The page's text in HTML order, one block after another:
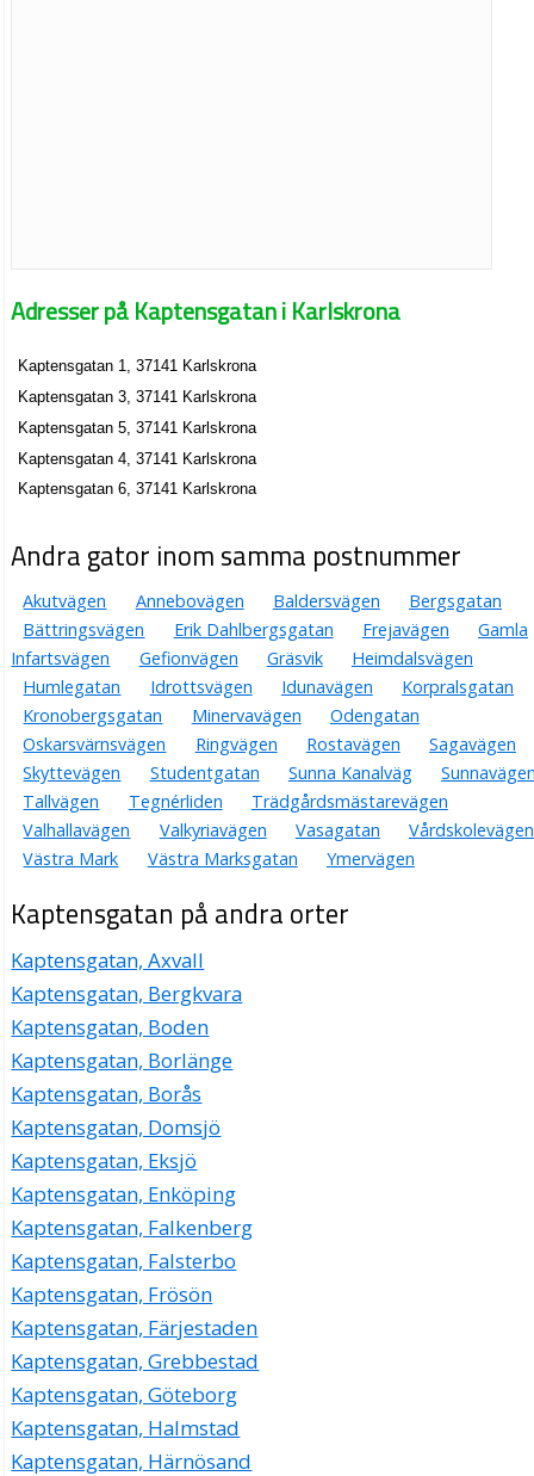
Adresser på Kaptensgatan i Karlskrona
Kaptensgatan 1, 37141 Karlskrona
Kaptensgatan 3, 37141 Karlskrona
Kaptensgatan 5, 37141 Karlskrona
Kaptensgatan 4, 37141 Karlskrona
Kaptensgatan 6, 37141 Karlskrona
Andra gator inom samma postnummer
Akutvägen Annebovägen Baldersvägen
Bergsgatan
Bättringsvägen
Erik Dahlbergsgatan Frejavägen
Gamla
Infartsvägen
Gefionvägen Gräsvik
Heimdalsvägen
Humlegatan
Idrottsvägen Idunavägen
Korpralsgatan
Kronobergsgatan
Minervavägen
Odengatan
Oskarsvärnsvägen
Ringvägen Rostavägen
Sagavägen
Skyttevägen
Studentgatan Sunna Kanalväg
Tallvägen
Tegnérliden
Trädgårdsmästarevägen
Valhallavägen
Valkyriavägen Vasagatan
Vårdskolevägen
Västra Mark
Västra Marksgatan Ymervägen
Kaptensgatan på andra orter
Kaptensgatan, Axvall
Kaptensgatan, Bergkvara
Kaptensgatan, Boden
Kaptensgatan, Borlänge
Kaptensgatan, Borås
Kaptensgatan, Domsjö
Kaptensgatan, Eksjö
Kaptensgatan, Enköping
Kaptensgatan, Falkenberg
Kaptensgatan, Falsterbo
Kaptensgatan, Frösön
Kaptensgatan, Färjestaden
Kaptensgatan, Grebbestad
Kaptensgatan, Göteborg
Kaptensgatan, Halmstad
Kaptensgatan, Härnösand